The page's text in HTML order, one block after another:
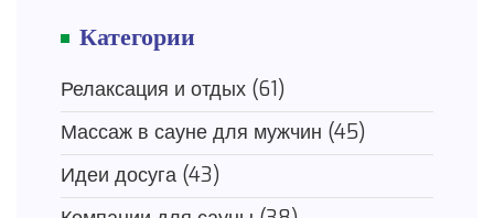
Категории
Релаксация и отдых (61)
Массаж в сауне для мужчин (45)
Идеи досуга (43)